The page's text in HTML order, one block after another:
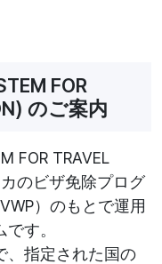
FOR
のご案内
FOR TRAVEL
のビザ免除プログ
）のもとで運用
す。
、指定された国の